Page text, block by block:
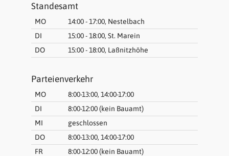
Standesamt
MO
14:00 - 17:00, Nestelbach
DI
15:00 - 18:00, St. Marein
DO
15:00 - 18:00, Laßnitzhöhe
Parteienverkehr
MO
8:00-13:00, 14:00-17:00
DI
8:00-12:00 (kein Bauamt)
MI
geschlossen
DO
8:00-13:00, 14:00-17:00
FR
8:00-12:00 (kein Bauamt)